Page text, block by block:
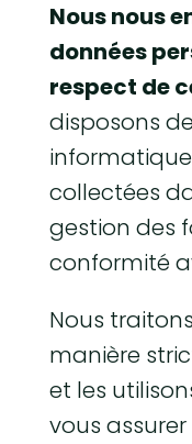
Nous nous
données
respect de
disposons
collectées
gestion des
conformité
Nous
manière
et les
vous